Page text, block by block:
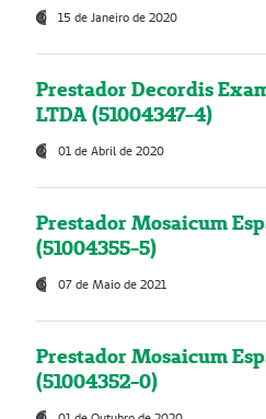
15 de Janeiro de 2020
Prestador Decordis
LTDA (51004347-4)
01 de Abril de 2020
Prestador Mosaicum
(51004355-5)
07 de Maio de 2021
Prestador Mosaicum
(51004352-0)